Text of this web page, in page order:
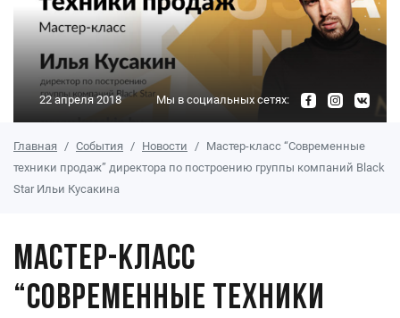
22 апреля 2018 Мы в социальных сетях:
Главная События Новости
Мастер-класс “Современные
техники продаж” директора по построению группы компаний Black
Star Ильи Кусакина
Мастер-класс
“Современные техники